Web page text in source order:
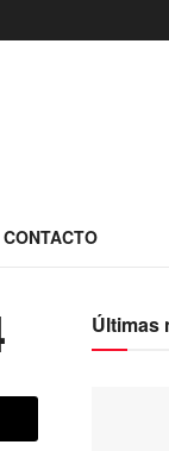
CONTACTO
Últimas